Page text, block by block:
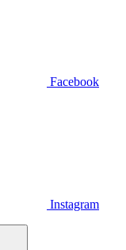
Facebook
Instagram